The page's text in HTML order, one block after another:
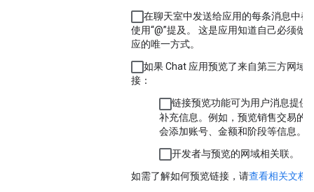
在聊天室中发送给应用的每条消息中都
使用“@”提及。 这是应用知道自己必须做
应的唯一方式。
如果 Chat 应用预览了来自第三方网域
接：
链接预览功能可为用户消息提供
补充信息。例如，预览销售交易的
会添加账号、金额和阶段等信息。
开发者与预览的网域相关联。
如需了解如何预览链接，请查看相关文档